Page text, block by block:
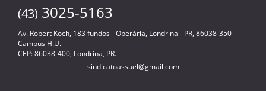
(43) 3025-5163
Av. Robert Koch, 183 fundos - Operária, Londrina - PR, 86038-350 -
Campus H.U.
CEP: 86038-400, Londrina, PR.
sindicatoassuel@gmail.com